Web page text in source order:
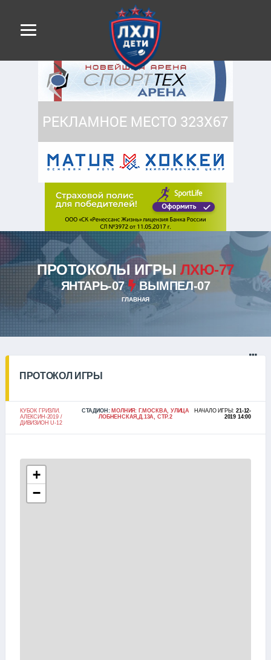
ПРОТОКОЛЫ ИГРЫ ЛХЮ-77
ЯНТАРЬ-07 ВЫМПЕЛ-07
ГЛАВНАЯ
ПРОТОКОЛ ИГРЫ
КУБОК ГРИЗЛИ.
АЛЕКСИН-2019 /
ДИВИЗИОН U-12
СТАДИОН: МОЛНИЯ: Г.МОСКВА, УЛИЦА
ЛОБНЕНСКАЯ,Д.13А, СТР.2
НАЧАЛО ИГРЫ:21-12-
2019 14:00
+
−